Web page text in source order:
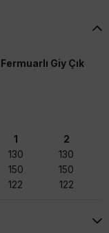
Giy Çık
1
2
130
130
150
150
122 122